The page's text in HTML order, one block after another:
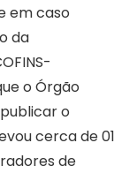
em caso
da
o Órgão
o
cerca de 01
de